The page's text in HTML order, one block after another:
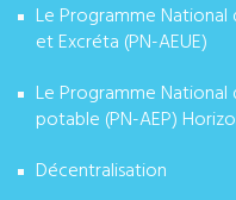
Le Programme National
et Excréta (PN-AEUE)
Le Programme National
potable (PN-AEP)
Décentralisation